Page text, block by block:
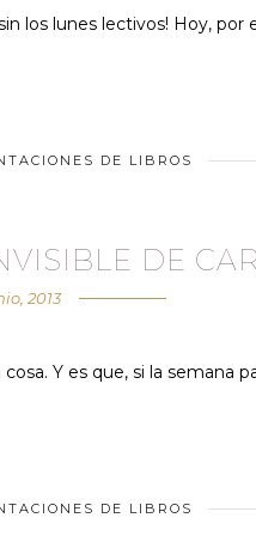
los lunes lectivos! Hoy,
DE LIBROS
DE
2013
Y es que, si la semana
DE LIBROS